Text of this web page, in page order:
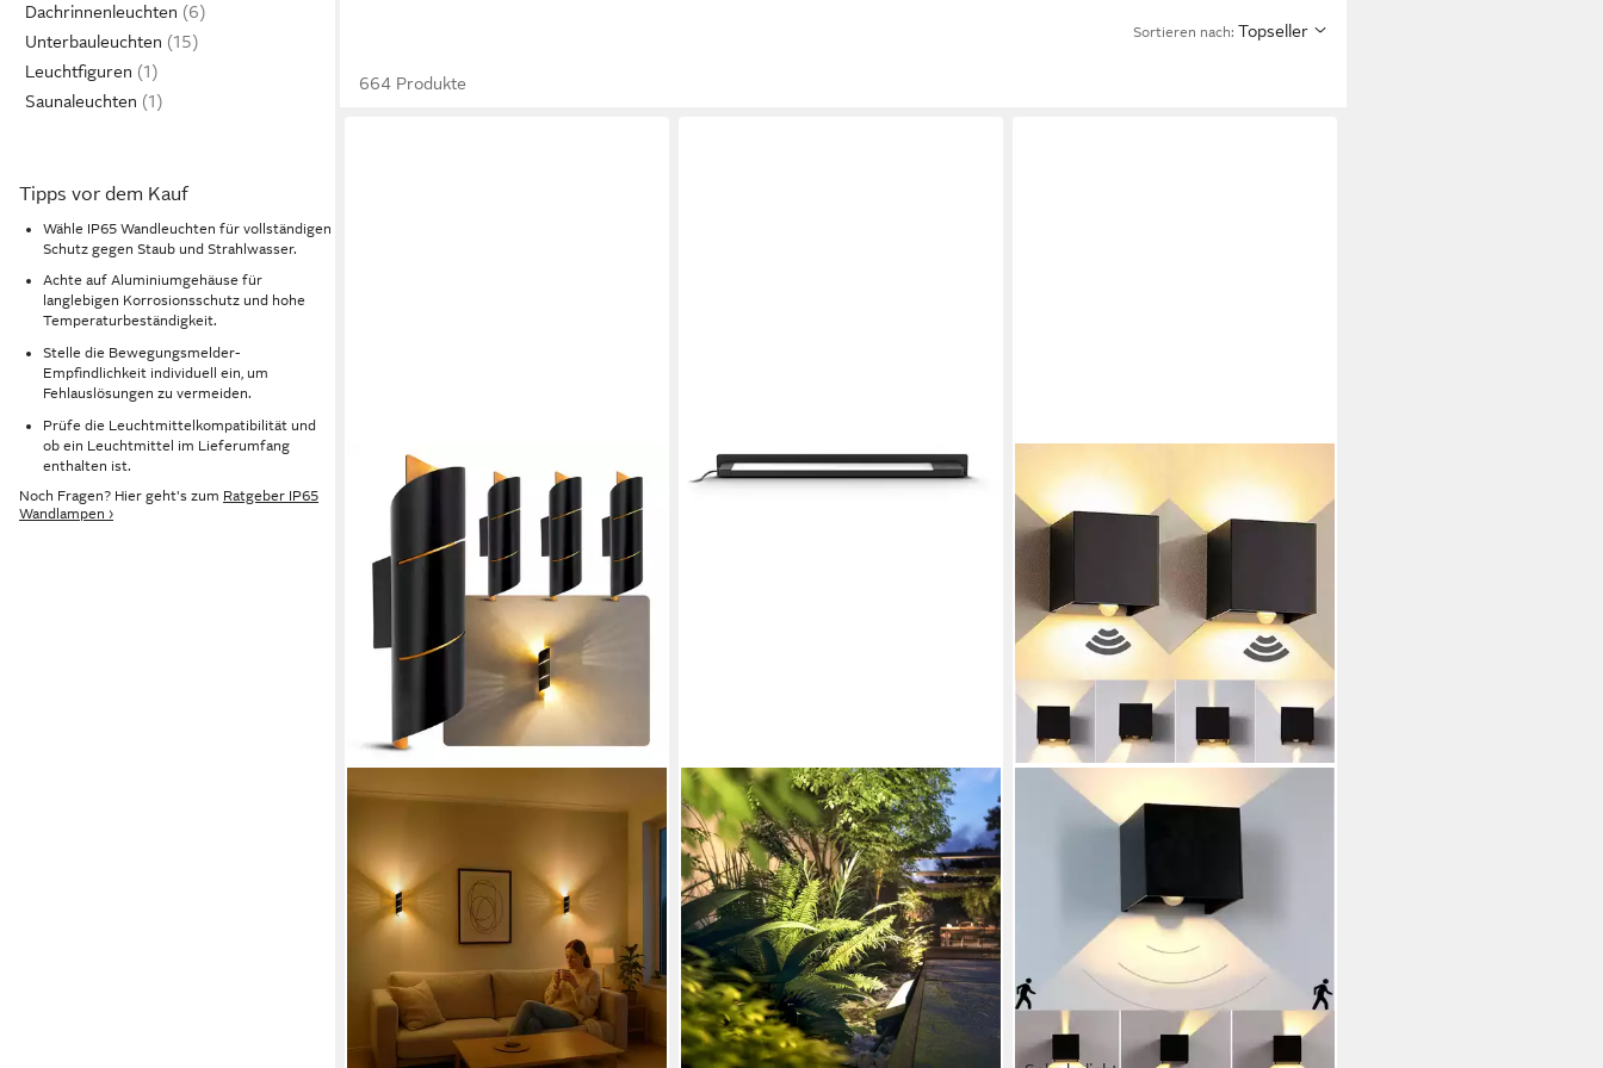
Dachrinnenleuchten
Unterbauleuchten
Leuchtfiguren
Saunaleuchten
Tipps vor dem Kauf
Wähle IP65 Wandleuchten für vollständigen
Schutz gegen Staub und Strahlwasser.
Achte auf Aluminiumgehäuse für
langlebigen Korrosionsschutz und hohe
Temperaturbeständigkeit.
Stelle die Bewegungsmelder-
Empfindlichkeit individuell ein, um
Fehlauslösungen zu vermeiden.
Prüfe die Leuchtmittelkompatibilität und
ob ein Leuchtmittel im Lieferumfang
enthalten ist.
Noch Fragen? Hier geht's zum Ratgeber IP65
Wandlampen ›
Sortieren nach: Topseller
664 Produkte